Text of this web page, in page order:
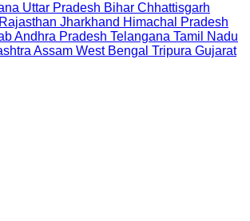
Uttar Pradesh Bihar Chhattisgarh
Rajasthan Jharkhand Himachal Pradesh
Andhra Pradesh Telangana Tamil Nadu
Assam West Bengal Tripura Gujarat